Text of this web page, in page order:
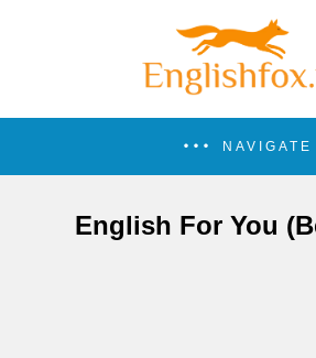
NAVIGATE
English For You